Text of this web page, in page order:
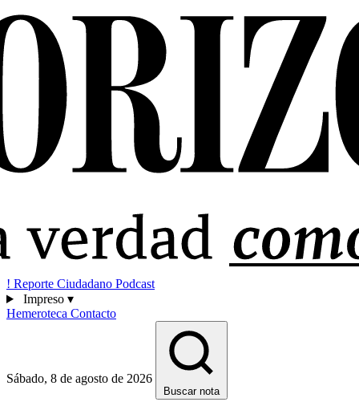
! Reporte Ciudadano Podcast
Impreso ▾
Hemeroteca Contacto
Sábado, 8 de agosto de 2026
Buscar nota